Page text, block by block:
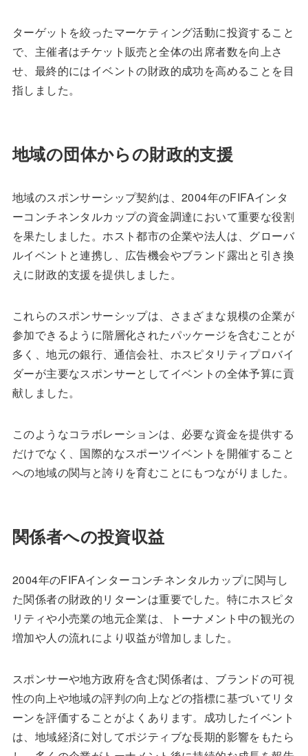
ターゲットを絞ったマーケティング活動に投資すること
で、主催者はチケット販売と全体の出席者数を向上さ
せ、最終的にはイベントの財政的成功を高めることを目
指しました。
地域の団体からの財政的支援
地域のスポンサーシップ契約は、2004年のFIFAインタ
ーコンチネンタルカップの資金調達において重要な役割
を果たしました。ホスト都市の企業や法人は、グローバ
ルイベントと連携し、広告機会やブランド露出と引き換
えに財政的支援を提供しました。
これらのスポンサーシップは、さまざまな規模の企業が
参加できるように階層化されたパッケージを含むことが
多く、地元の銀行、通信会社、ホスピタリティプロバイ
ダーが主要なスポンサーとしてイベントの全体予算に貢
献しました。
このようなコラボレーションは、必要な資金を提供する
だけでなく、国際的なスポーツイベントを開催すること
への地域の関与と誇りを育むことにもつながりました。
関係者への投資収益
2004年のFIFAインターコンチネンタルカップに関与し
た関係者の財政的リターンは重要でした。特にホスピタ
リティや小売業の地元企業は、トーナメント中の観光の
増加や人の流れにより収益が増加しました。
スポンサーや地方政府を含む関係者は、ブランドの可視
性の向上や地域の評判の向上などの指標に基づいてリタ
ーンを評価することがよくあります。成功したイベント
は、地域経済に対してポジティブな長期的影響をもたら